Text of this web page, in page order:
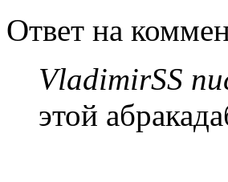
Ответ на
VladimirSS
этой